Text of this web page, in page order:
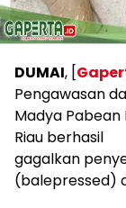
DUMAI, [
Pengawasan
Madya Pabean
Riau berhasil
gagalkan
(balepressed)